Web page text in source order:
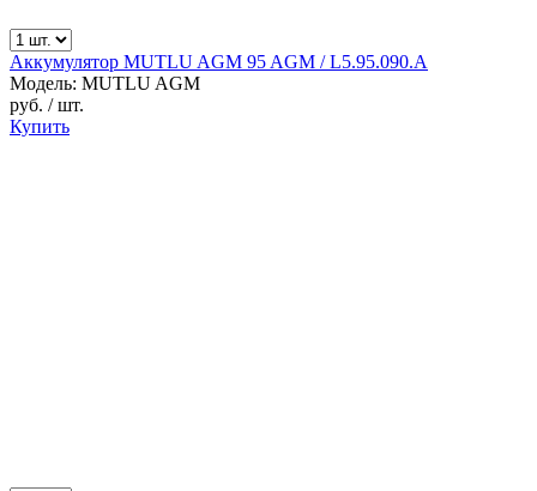
Аккумулятор MUTLU AGM 95 AGM / L5.95.090.A
Модель: MUTLU AGM
руб. / шт.
Купить